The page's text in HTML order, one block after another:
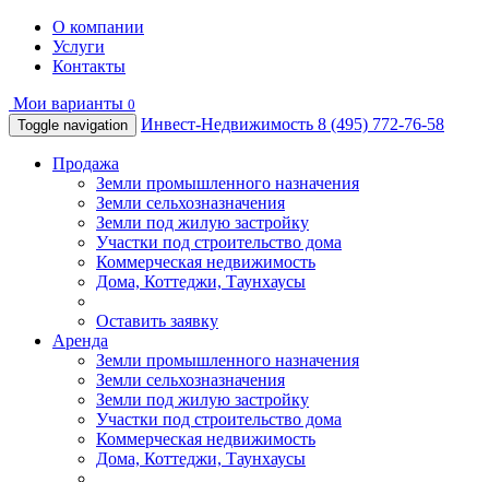
О компании
Услуги
Контакты
Мои варианты 0
Toggle navigation
Инвест-Недвижимость 8 (495) 772-76-58
Продажа
Земли промышленного назначения
Земли сельхозназначения
Земли под жилую застройку
Участки под строительство дома
Коммерческая недвижимость
Дома, Коттеджи, Таунхаусы
Оставить заявку
Аренда
Земли промышленного назначения
Земли сельхозназначения
Земли под жилую застройку
Участки под строительство дома
Коммерческая недвижимость
Дома, Коттеджи, Таунхаусы